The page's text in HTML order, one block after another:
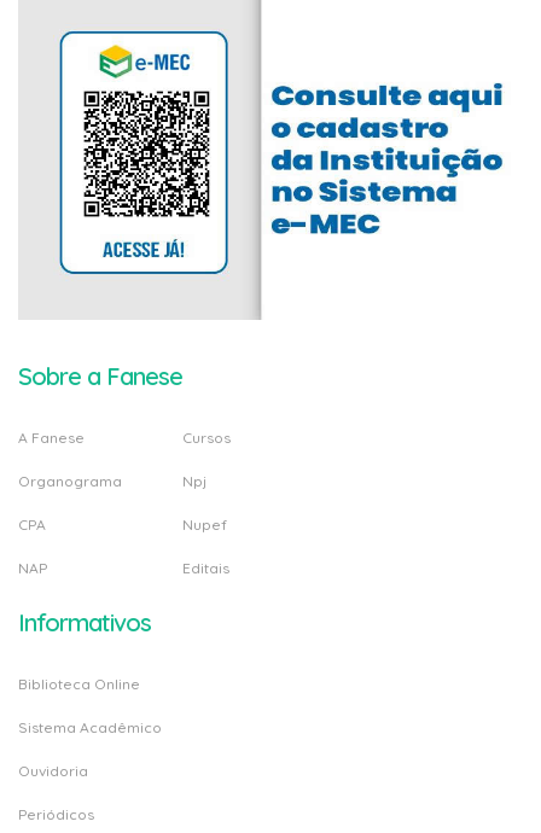
Sobre a Fanese
A Fanese
Organograma
CPA
NAP
Cursos
Npj
Nupef
Editais
Informativos
Biblioteca Online
Sistema Acadêmico
Ouvidoria
Periódicos